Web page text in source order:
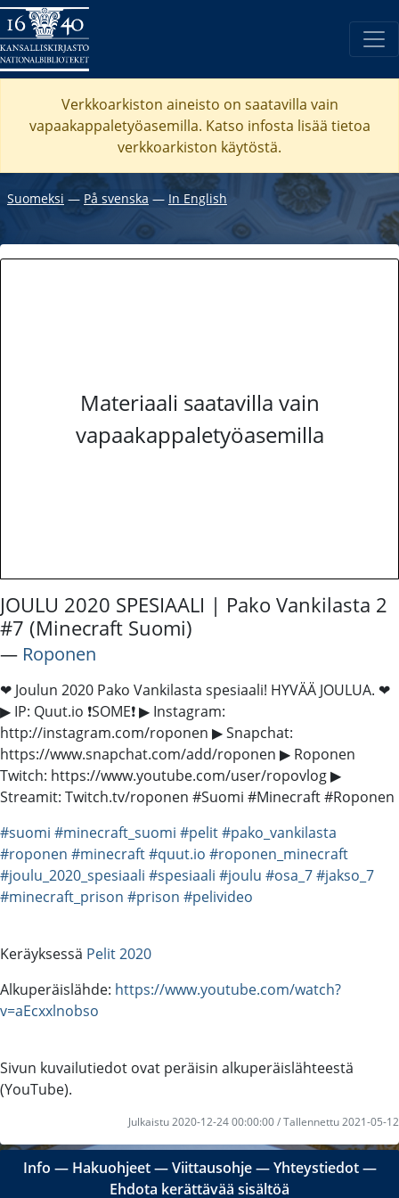
Verkkoarkiston aineisto on saatavilla vain
vapaakappaletyöasemilla. Katso infosta lisää tietoa
verkkoarkiston käytöstä.
Suomeksi ― På svenska ― In English
Materiaali saatavilla vain
vapaakappaletyöasemilla
JOULU 2020 SPESIAALI | Pako Vankilasta 2
#7 (Minecraft Suomi)
― Roponen
❤ Joulun 2020 Pako Vankilasta spesiaali! HYVÄÄ JOULUA. ❤
▶ IP: Quut.io ❗SOME❗ ▶ Instagram:
http://instagram.com/roponen ▶ Snapchat:
https://www.snapchat.com/add/roponen ▶ Roponen
Twitch: https://www.youtube.com/user/ropovlog ▶
Streamit: Twitch.tv/roponen #Suomi #Minecraft #Roponen
#suomi #minecraft_suomi #pelit#pako_vankilasta
#roponen #minecraft#quut.io #roponen_minecraft
#joulu_2020_spesiaali #spesiaali #joulu #osa_7#jakso_7
#minecraft_prison #prison #pelivideo
Keräyksessä Pelit 2020
Alkuperäislähde: https://www.youtube.com/watch?
v=aEcxxlnobso
Sivun kuvailutiedot ovat peräisin alkuperäislähteestä
(YouTube).
Julkaistu 2020-12-24 00:00:00 / Tallennettu 2021-05-12
Info ― Hakuohjeet―Viittausohje―Yhteystiedot―
Ehdota kerättävää sisältöä